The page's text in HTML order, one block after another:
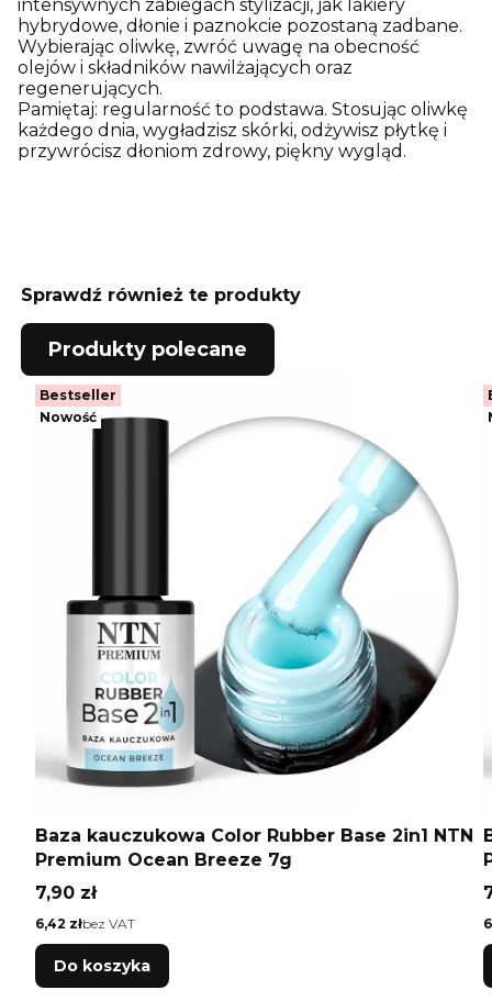
intensywnych zabiegach stylizacji, jak lakiery
hybrydowe, dłonie i paznokcie pozostaną zadbane.
Wybierając oliwkę, zwróć uwagę na obecność
olejów i składników nawilżających oraz
regenerujących.
Pamiętaj: regularność to podstawa. Stosując oliwkę
każdego dnia, wygładzisz skórki, odżywisz płytkę i
przywrócisz dłoniom zdrowy, piękny wygląd.
Sprawdź również te produkty
Produkty polecane
Bestseller
Nowość
Baza kauczukowa Color Rubber Base 2in1 NTN
Premium Ocean Breeze 7g
Cena
7,90 zł
Cena
6,42 złbez VAT
Do koszyka